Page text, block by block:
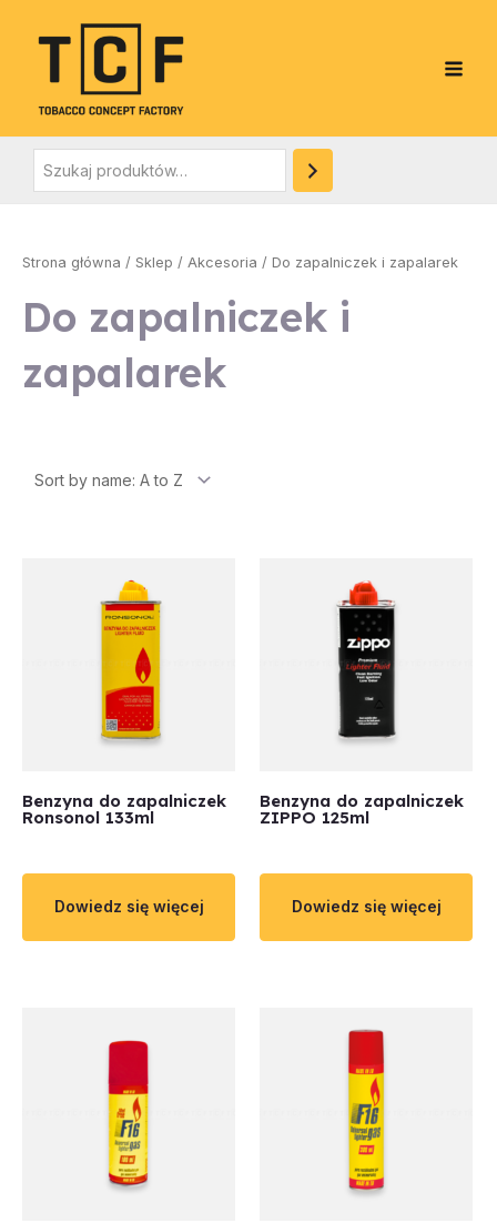
a
Strona główna / Sklep / Akcesoria / Do zapalniczek i zapalarek
Do zapalniczek i
zapalarek
Benzyna do zapalniczek
Ronsonol 133ml
Dowiedz się więcej
Benzyna do zapalniczek
ZIPPO 125ml
Dowiedz się więcej